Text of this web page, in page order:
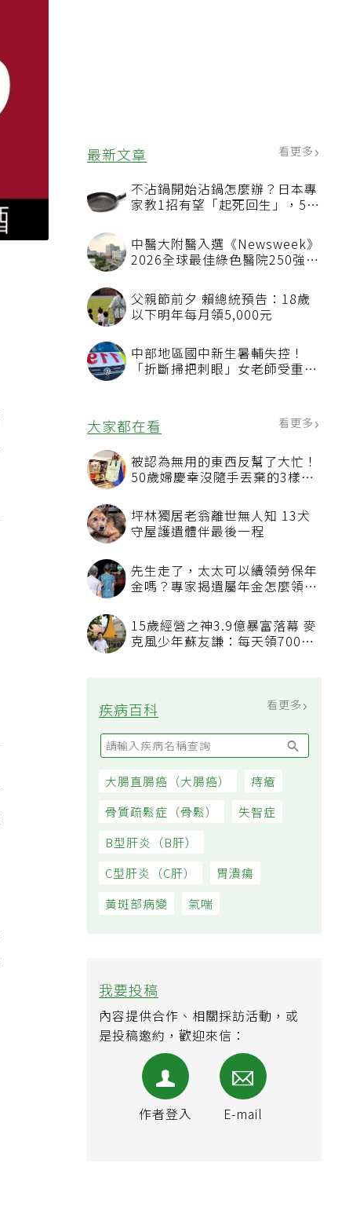
最新文章 看更多
不沾鍋開始沾鍋怎麼辦？日本專
家教1招有望「起死回生」，5情
中醫大附醫入選《Newsweek》
2026全球最佳綠色醫院250強
選 四葉績效指標居台灣最佳
父親節前夕 賴總統預告：18歲
以下明年每月領5,000元
中部地區國中新生暑輔失控！
「折斷掃把刺眼」女老師受重傷
大家都在看 看更多
被認為無用的東西反幫了大忙！
50歲婦慶幸沒隨手丟棄的3樣物
坪林獨居老翁離世無人知 13犬
守屋護遺體伴最後一程
先生走了，太太可以續領勞保年
金嗎？專家揭遺屬年金怎麼領，
15歲經營之神3.9億暴富落幕 麥
克風少年蘇友謙：每天領700元
疾病百科 看更多
大腸直腸癌（大腸癌） 痔瘡
骨質疏鬆症（骨鬆）
失智症
B型肝炎（B肝）
C型肝炎（C肝）
胃潰瘍
黃斑部病變
氣喘
我要投稿
內容提供合作、相關採訪活動，或
是投稿邀約，歡迎來信：
作者登入 E-mail